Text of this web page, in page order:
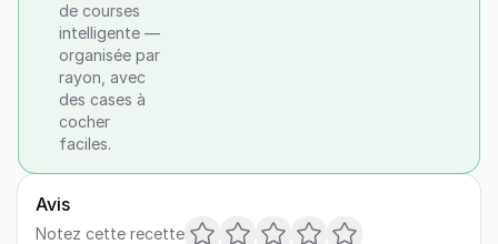
de courses
intelligente —
organisée par
rayon, avec
des cases à
cocher
faciles.
Avis
Notez cette recette